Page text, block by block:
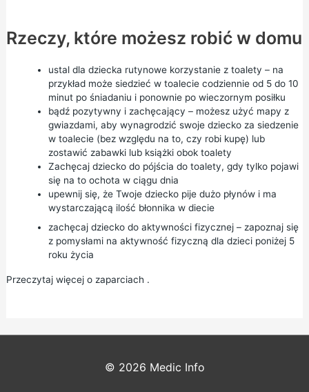
Rzeczy, które możesz robić w domu
ustal dla dziecka rutynowe korzystanie z toalety – na
przykład może siedzieć w toalecie codziennie od 5 do 10
minut po śniadaniu i ponownie po wieczornym posiłku
bądź pozytywny i zachęcający – możesz użyć mapy z
gwiazdami, aby wynagrodzić swoje dziecko za siedzenie
w toalecie (bez względu na to, czy robi kupę) lub
zostawić zabawki lub książki obok toalety
Zachęcaj dziecko do pójścia do toalety, gdy tylko pojawi
się na to ochota w ciągu dnia
upewnij się, że Twoje dziecko pije dużo płynów i ma
wystarczającą ilość błonnika w diecie
zachęcaj dziecko do aktywności fizycznej – zapoznaj się
z pomysłami na aktywność fizyczną dla dzieci poniżej 5
roku życia
Przeczytaj więcej o zaparciach .
© 2026 Medic Info